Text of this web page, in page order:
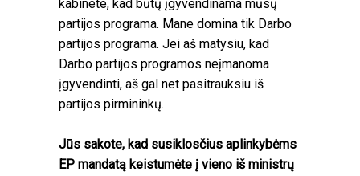
kabinete, kad būtų įgyvendinama mūsų
partijos programa. Mane domina tik Darbo
partijos programa. Jei aš matysiu, kad
Darbo partijos programos neįmanoma
įgyvendinti, aš gal net pasitrauksiu iš
partijos pirmininkų.
Jūs sakote, kad susiklosčius aplinkybėms
EP mandatą keistumėte į vieno iš ministrų